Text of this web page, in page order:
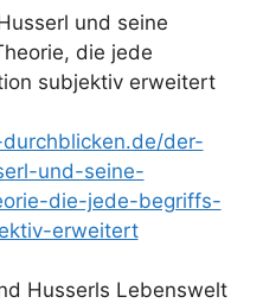
und seine
die jede
subjektiv erweitert
der-
und-seine-
die-jede-begriffs-
erweitert
Husserls Lebenswelt